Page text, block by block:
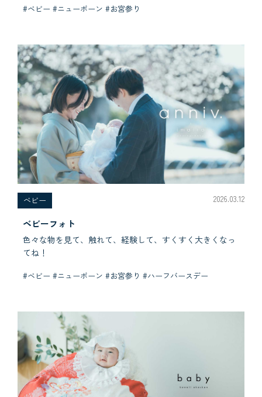
#ベビー #ニューボーン #お宮参り
べビー 2026.03.12
ベビーフォト
色々な物を見て、触れて、経験して、すくすく大きくなっ
てね！
#ベビー #ニューボーン #お宮参り #ハーフバースデー